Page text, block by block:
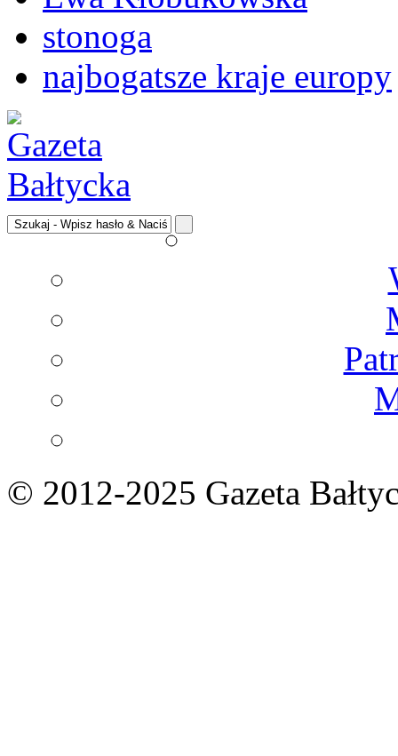
stonoga
najbogatsze kraje europy
© 2012-2025 Gazeta